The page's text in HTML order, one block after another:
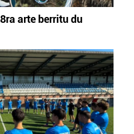
ezarri zure lehentasunak
alda edo ken dezakezu
eta hirugarrenen cookie-
esperientzia eta
cookie teknologiaz
gero, teknologia hori
ematen diguzu.Gehiago
arte berritu du